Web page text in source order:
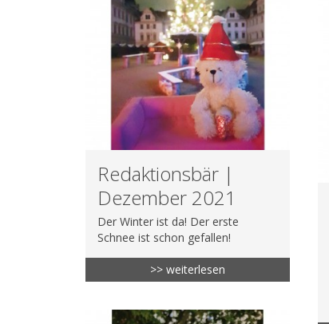
Redaktionsbär |
Dezember 2021
Der Winter ist da! Der erste
Schnee ist schon gefallen!
>> weiterlesen